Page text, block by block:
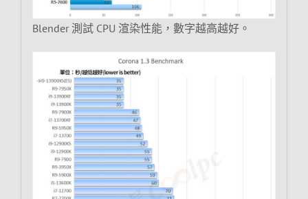
Blender 測試 CPU 渲染性能，數字越高越好。